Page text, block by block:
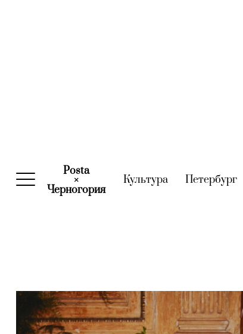
Posta
×
Черногория(current)
Культура(current)
Петербург